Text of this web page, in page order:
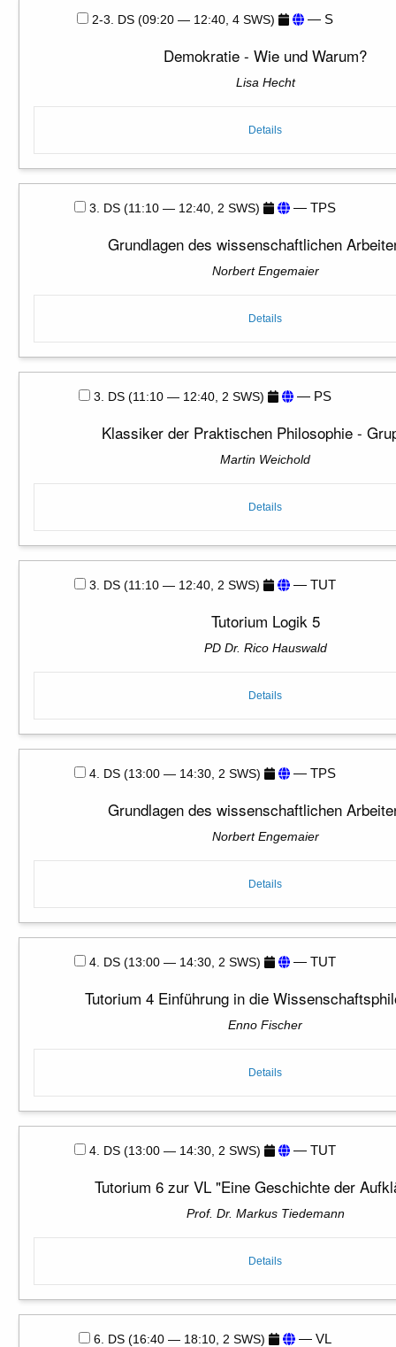
2-3. DS (09:20 — 12:40, 4 SWS) — S
Demokratie - Wie und Warum?
Lisa Hecht
Details
3. DS (11:10 — 12:40, 2 SWS) — TPS
Grundlagen des wissenschaftlichen
Norbert Engemaier
Details
3. DS (11:10 — 12:40, 2 SWS) — PS
Klassiker der Praktischen Philosophie -
Martin Weichold
Details
3. DS (11:10 — 12:40, 2 SWS) — TUT
Tutorium Logik 5
PD Dr. Rico Hauswald
Details
4. DS (13:00 — 14:30, 2 SWS) — TPS
Grundlagen des wissenschaftlichen
Norbert Engemaier
Details
4. DS (13:00 — 14:30, 2 SWS) — TUT
Tutorium 4 Einführung in die
Enno Fischer
Details
4. DS (13:00 — 14:30, 2 SWS) — TUT
Tutorium 6 zur VL "Eine Geschichte der
Prof. Dr. Markus Tiedemann
Details
6. DS (16:40 — 18:10, 2 SWS) — VL